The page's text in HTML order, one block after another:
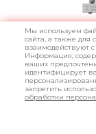
Представляем
— идеальный
музыкантов и
точность и
стильных
современном
Мы используем
сайта, а также для
взаимодействуют
Информация,
ваших
идентифицирует
запретить
обработки